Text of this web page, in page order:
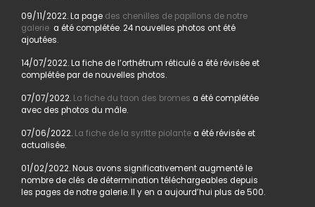
09/11/2022. La page des chenilles de papillons de notre
galerie a été complétée. 24 nouvelles photos ont été
ajoutées.
14/07/2022. La fiche de l’orthétrum réticulé a été révisée et
complétée par de nouvelles photos.
07/07/2022. La fiche du taon des bromes a été complétée
avec des photos du mâle.
07/06/2022. La fiche de la syritte piolantea été révisée et
actualisée.
01/02/2022. Nous avons significativement augmenté le
nombre de clés de détermination téléchargeables depuis
les pages de notre galerie. Il y en a aujourd’hui plus de 500.